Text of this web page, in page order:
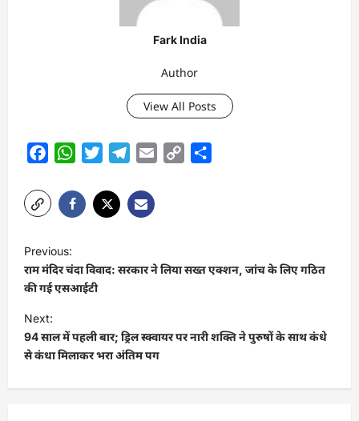
Fark India
Author
View All Posts
FacebookWhatsAppTwitterTelegram
Email
Copy
o
s
t
n
a
v
Previous:
राम मंदिर चंदा विवाद: सरकार ने लिया सख्त एक्शन, जांच के लिए गठित
की गई एसआईटी
Next:
94 साल में पहली बार; ड्रिल स्क्वायर पर नारी शक्ति ने पुरुषों के साथ कंधे
से कंधा मिलाकर भरा अंतिम पग